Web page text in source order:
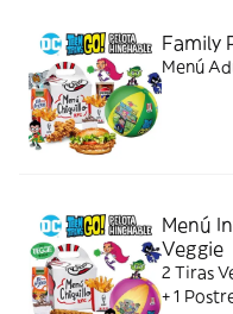
Family
Menú
Menú
Veggie
2 Tiras
+ 1